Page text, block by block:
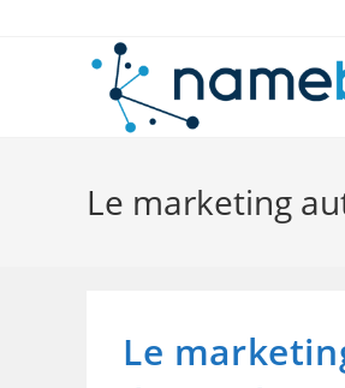
Le marketing
Le